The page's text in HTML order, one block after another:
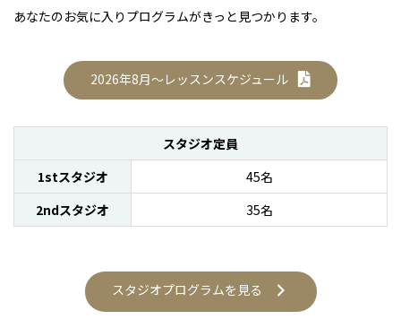
あなたのお気に入りプログラムがきっと見つかります。
2026年8月～レッスンスケジュール
スタジオ定員
1stスタジオ
45名
2ndスタジオ
35名
スタジオプログラムを見る